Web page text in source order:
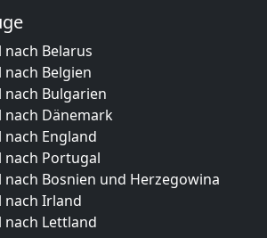
Belarus
Belgien
Bulgarien
Dänemark
England
nach Portugal
Bosnien und Herzegowina
nach Irland
Lettland